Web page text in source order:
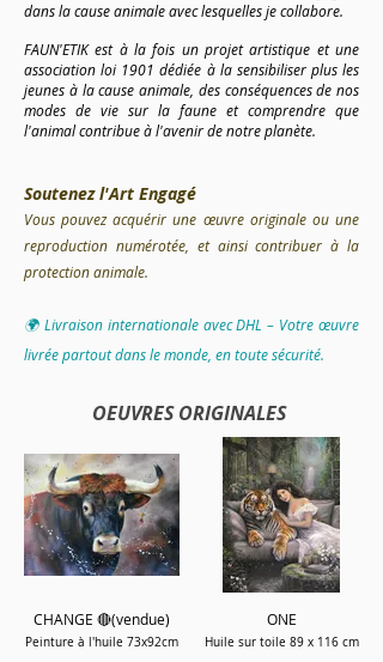
dans la cause animale avec lesquelles je collabore.​​​
FAUN'ETIK est à la fois un projet artistique et une
association loi 1901 dédiée à la sensibiliser plus les
jeunes à la cause animale, des conséquences de nos
modes de vie sur la faune et comprendre que
l'animal contribue à l'avenir de notre planète.
Soutenez l'Art Engagé
Vous pouvez acquérir une œuvre originale ou une
reproduction numérotée, et ainsi contribuer à la
protection animale.​
🌍 Livraison internationale avec DHL – Votre œuvre
livrée partout dans le monde, en toute sécurité.​
OEUVRES ORIGINALES
CHANGE 🔴(vendue)
Peinture à l'huile 73x92cm
ONE
Huile sur toile 89 x 116 cm